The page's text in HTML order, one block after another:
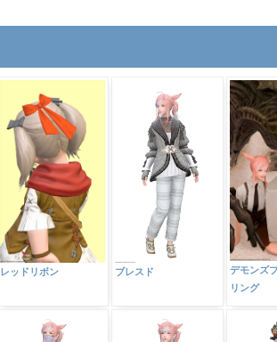
レッドリボン ブレスド
デモンズ
リング